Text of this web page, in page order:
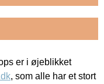
er i øjeblikket
, som alle har et stort